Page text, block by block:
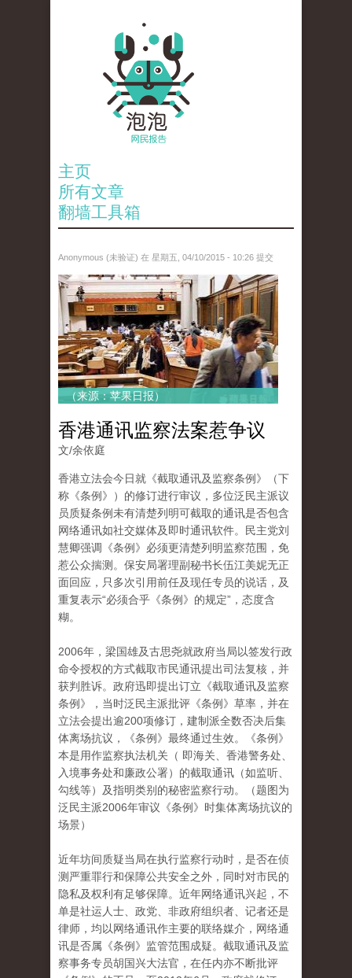
主页
所有文章
翻墙工具箱
Anonymous (未验证) 在 星期五, 04/10/2015 - 10:26 提交
1.jpg
（来源：苹果日报）
香港通讯监察法案惹争议
文/余依庭
香港立法会今日就《截取通讯及监察条例》（下
称《条例》）的修订进行审议，多位泛民主派议
员质疑条例未有清楚列明可截取的通讯是否包含
网络通讯如社交媒体及即时通讯软件。民主党刘
慧卿强调《条例》必须更清楚列明监察范围，免
惹公众揣测。保安局署理副秘书长伍江美妮无正
面回应，只多次引用前任及现任专员的说话，及
重复表示“必须合乎《条例》的规定”，态度含
糊。
2006年，梁国雄及古思尧就政府当局以签发行政
命令授权的方式截取市民通讯提出司法复核，并
获判胜诉。政府迅即提出订立《截取通讯及监察
条例》，当时泛民主派批评《条例》草率，并在
立法会提出逾200项修订，建制派全数否决后集
体离场抗议，《条例》最终通过生效。《条例》
本是用作监察执法机关（ 即海关、香港警务处、
入境事务处和廉政公署）的截取通讯（如监听、
勾线等）及指明类别的秘密监察行动。（题图为
泛民主派2006年审议《条例》时集体离场抗议的
场景）
近年坊间质疑当局在执行监察行动时，是否在侦
测严重罪行和保障公共安全之外，同时对市民的
隐私及权利有足够保障。近年网络通讯兴起，不
单是社运人士、政党、非政府组织者、记者还是
律师，均以网络通讯作主要的联络媒介，网络通
讯是否属《条例》监管范围成疑。截取通讯及监
察事务专员胡国兴大法官，在任内亦不断批评